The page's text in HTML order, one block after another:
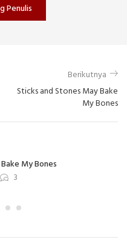
Penulis
Berikutnya
Sticks and Stones May Bake
My Bones
My Bones
3